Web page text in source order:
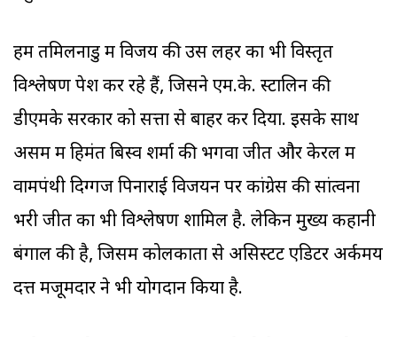
हम तमिलनाडु में विजय की उस लहर का भी विस्तृत
विश्लेषण पेश कर रहे हैं, जिसने एम.के. स्टालिन की
डीएमके सरकार को सत्ता से बाहर कर दिया. इसके साथ
असम में हिमंत बिस्व शर्मा की भगवा जीत और केरल में
वामपंथी दिग्गज पिनाराई विजयन पर कांग्रेस की सांत्वना
भरी जीत का भी विश्लेषण शामिल है. लेकिन मुख्य कहानी
बंगाल की है, जिसमें कोलकाता से असिस्टेंट एडिटर अर्कमय
दत्त मजूमदार ने भी योगदान किया है.